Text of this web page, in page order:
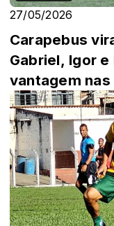
27/05/2026
Carapebus
Gabriel, Igor
vantagem